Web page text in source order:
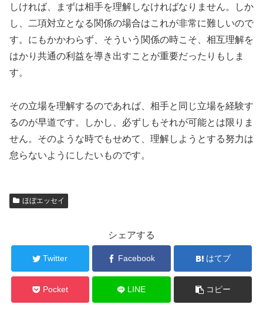
しければ、まずは相手を理解しなければなりません。しか
し、二項対立となる関係の場合はこれが非常に難しいので
す。にもかかわらず、そういう関係の時こそ、相互理解を
はかり共通の利益を導き出すことが重要だったりもしま
す。
その立場を理解するのであれば、相手と同じ立場を経験す
るのが早道です。しかし、必ずしもそれが可能とは限りま
せん。そのような時でもせめて、理解しようとする努力は
怠らないようにしたいものです。
ほぼエッセイ
シェアする
Twitter Facebook はてブ
Pocket LINE コピー